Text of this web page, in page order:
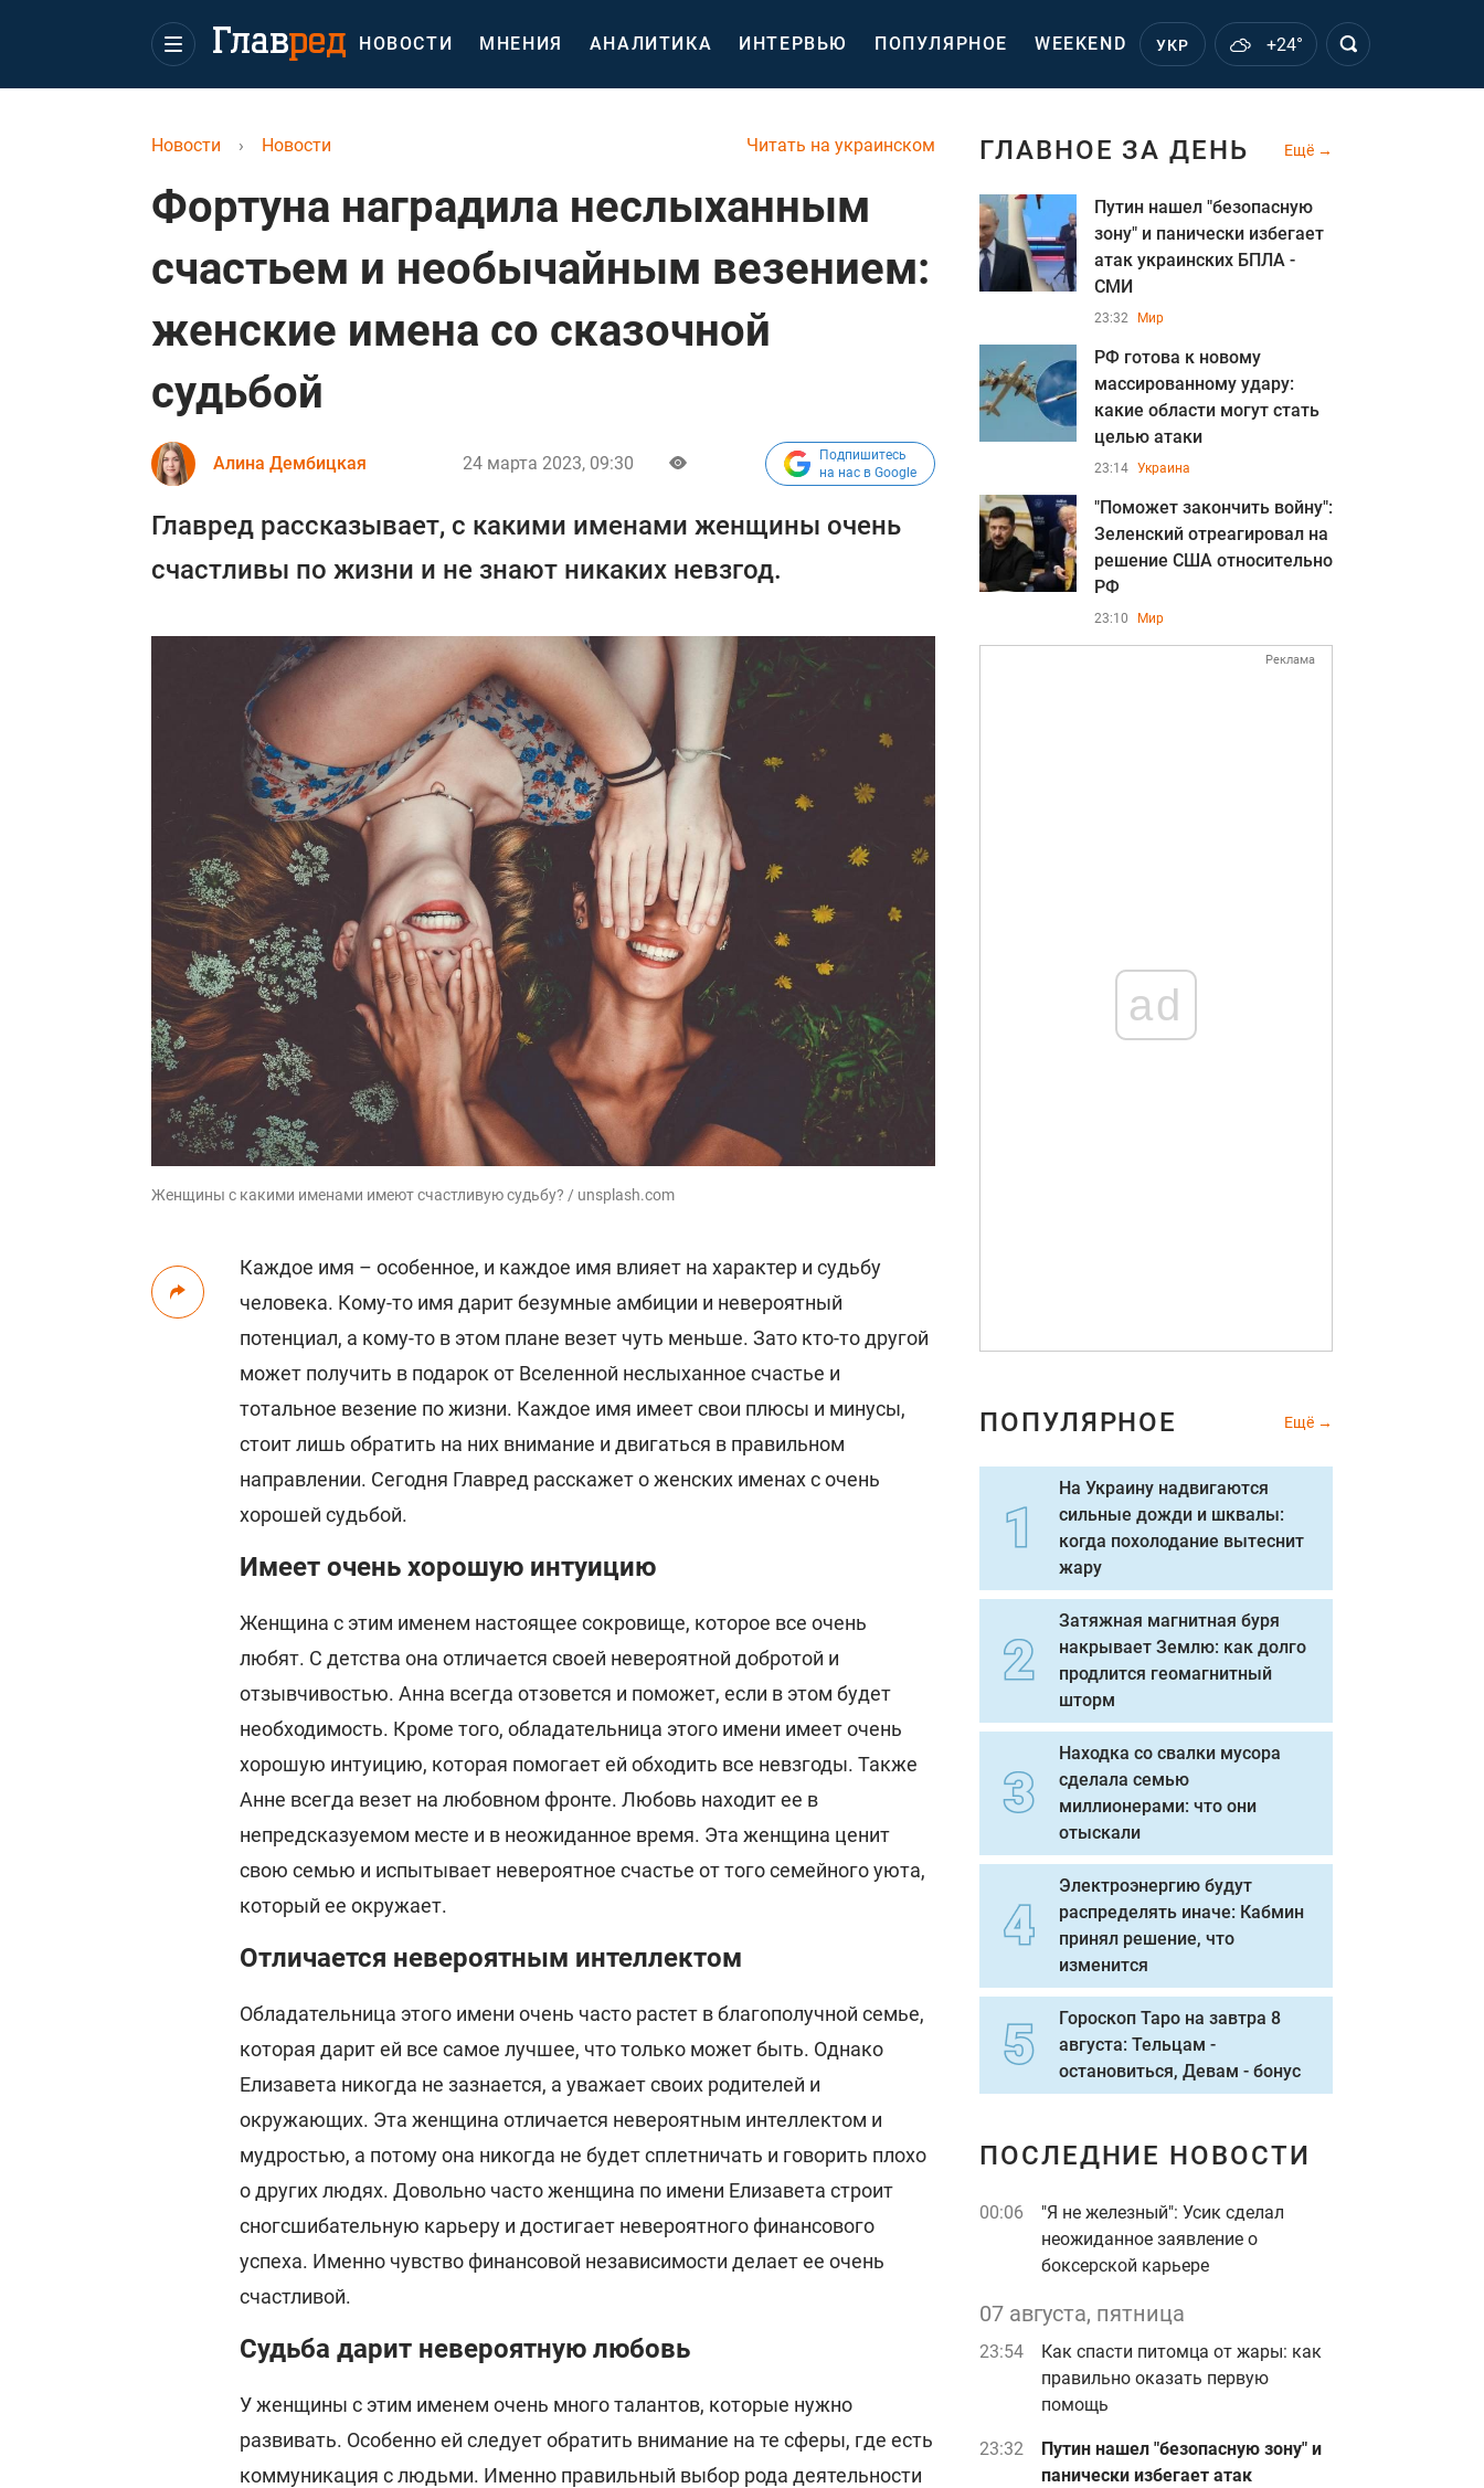
НОВОСТИ МНЕНИЯ АНАЛИТИКА ИНТЕРВЬЮ ПОПУЛЯРНОЕ WEEKEND УКР +24°
Читать на украинском
Новости › Новости
Фортуна наградила неслыханным
счастьем и необычайным везением:
женские имена со сказочной
судьбой
Алина Дембицкая 24 марта 2023, 09:30
Подпишитесь
на нас в Google
Главред рассказывает, с какими именами женщины очень
счастливы по жизни и не знают никаких невзгод.
Женщины с какими именами имеют счастливую судьбу? / unsplash.com
Каждое имя – особенное, и каждое имя влияет на характер и судьбу
человека. Кому-то имя дарит безумные амбиции и невероятный
потенциал, а кому-то в этом плане везет чуть меньше. Зато кто-то другой
может получить в подарок от Вселенной неслыханное счастье и
тотальное везение по жизни. Каждое имя имеет свои плюсы и минусы,
стоит лишь обратить на них внимание и двигаться в правильном
направлении. Сегодня Главред расскажет о женских именах с очень
хорошей судьбой.
Имеет очень хорошую интуицию
Женщина с этим именем настоящее сокровище, которое все очень
любят. С детства она отличается своей невероятной добротой и
отзывчивостью. Анна всегда отзовется и поможет, если в этом будет
необходимость. Кроме того, обладательница этого имени имеет очень
хорошую интуицию, которая помогает ей обходить все невзгоды. Также
Анне всегда везет на любовном фронте. Любовь находит ее в
непредсказуемом месте и в неожиданное время. Эта женщина ценит
свою семью и испытывает невероятное счастье от того семейного уюта,
который ее окружает.
Отличается невероятным интеллектом
Обладательница этого имени очень часто растет в благополучной семье,
которая дарит ей все самое лучшее, что только может быть. Однако
Елизавета никогда не зазнается, а уважает своих родителей и
окружающих. Эта женщина отличается невероятным интеллектом и
мудростью, а потому она никогда не будет сплетничать и говорить плохо
о других людях. Довольно часто женщина по имени Елизавета строит
сногсшибательную карьеру и достигает невероятного финансового
успеха. Именно чувство финансовой независимости делает ее очень
счастливой.
Судьба дарит невероятную любовь
У женщины с этим именем очень много талантов, которые нужно
развивать. Особенно ей следует обратить внимание на те сферы, где есть
коммуникация с людьми. Именно правильный выбор рода деятельности
ГЛАВНОЕ ЗА ДЕНЬ Ещё
Путин нашел "безопасную
зону" и панически избегает
атак украинских БПЛА -
СМИ
23:32 Мир
РФ готова к новому
массированному удару:
какие области могут стать
целью атаки
23:14 Украина
"Поможет закончить войну":
Зеленский отреагировал на
решение США относительно
РФ
23:10 Мир
Реклама
ad
ПОПУЛЯРНОЕ Ещё
На Украину надвигаются
сильные дожди и шквалы:
когда похолодание вытеснит
жару
Затяжная магнитная буря
накрывает Землю: как долго
продлится геомагнитный
шторм
Находка со свалки мусора
сделала семью
миллионерами: что они
отыскали
Электроэнергию будут
распределять иначе: Кабмин
принял решение, что
изменится
Гороскоп Таро на завтра 8
августа: Тельцам -
остановиться, Девам - бонус
ПОСЛЕДНИЕ НОВОСТИ
00:06
"Я не железный": Усик сделал
неожиданное заявление о
боксерской карьере
07 августа, пятница
23:54
Как спасти питомца от жары: как
правильно оказать первую
помощь
23:32
Путин нашел "безопасную зону" и
панически избегает атак